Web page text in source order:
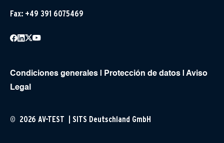
Fax: +49 391 6075469
Condiciones generales | Protección de datos | Aviso
Legal
© 2026 AV-TEST | SITS Deutschland GmbH